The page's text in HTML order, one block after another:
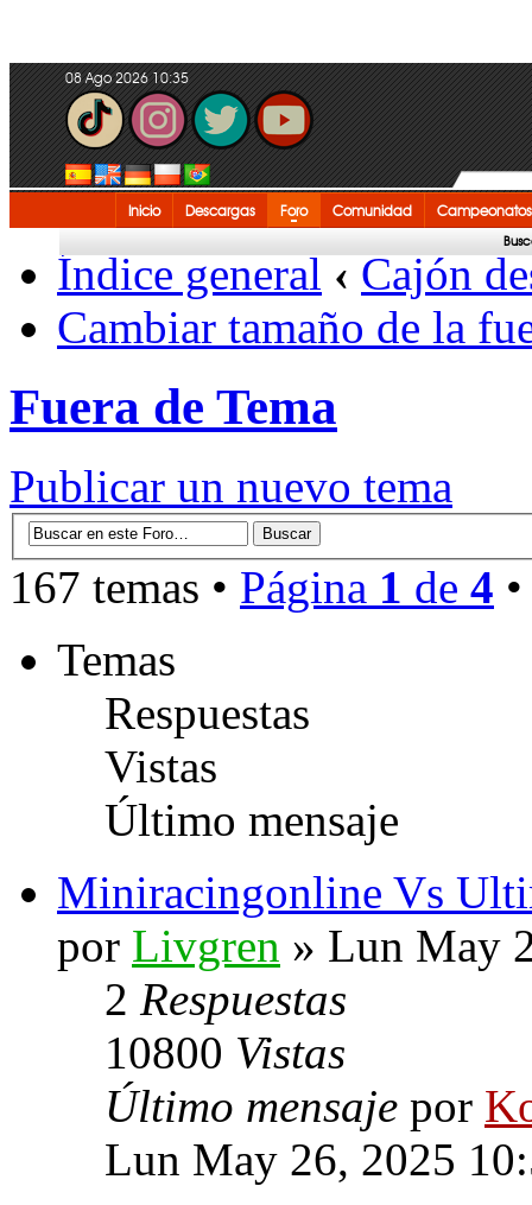
08 Ago 2026 10:35
Inicio Descargas Foro Comunidad Campeonatos
Índice general ‹ Cajón
Cambiar tamaño de la
Fuera de Tema
Publicar un nuevo tema
167 temas • Página 1 de 4
Temas
Respuestas
Vistas
Último mensaje
Miniracingonline Vs
por Livgren » Lun May
2 Respuestas
10800 Vistas
Último mensaje por
Lun May 26, 2025